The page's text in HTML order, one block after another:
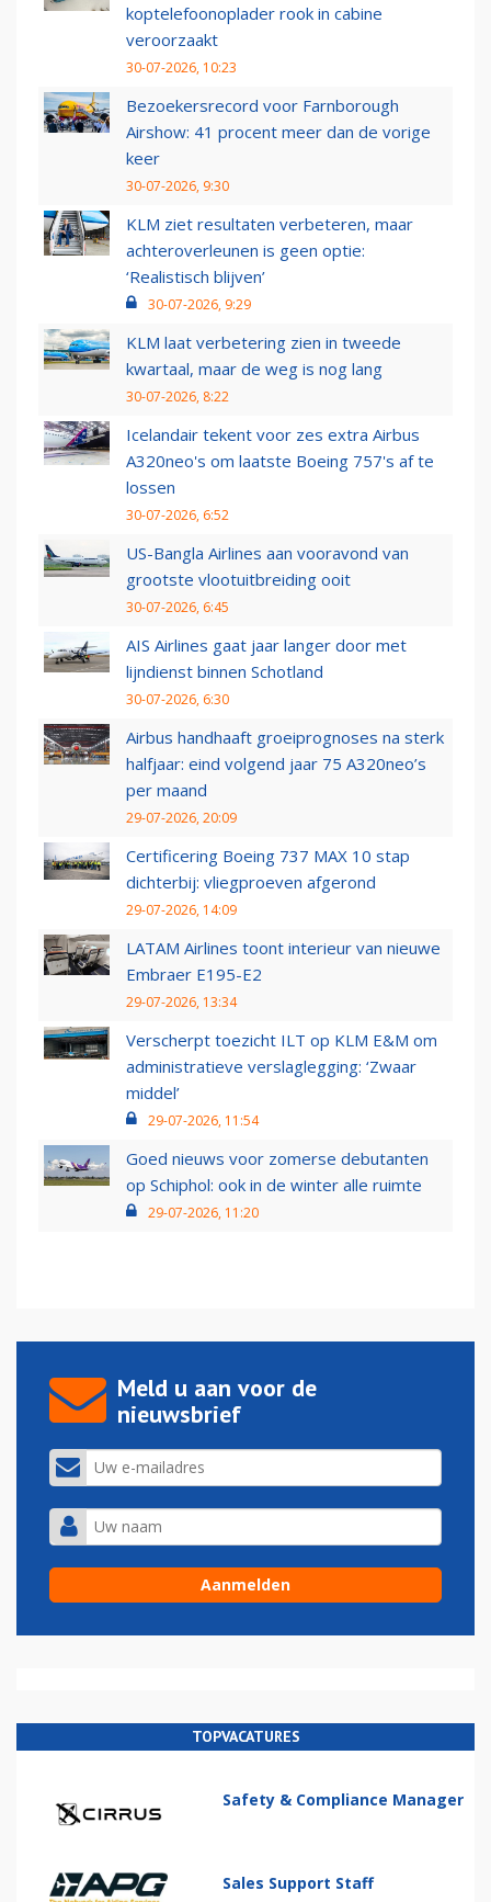
koptelefoonoplader rook in cabine
veroorzaakt
30-07-2026, 10:23
Bezoekersrecord voor Farnborough
Airshow: 41 procent meer dan de vorige
keer
30-07-2026, 9:30
KLM ziet resultaten verbeteren, maar
achteroverleunen is geen optie:
‘Realistisch blijven’
30-07-2026, 9:29
KLM laat verbetering zien in tweede
kwartaal, maar de weg is nog lang
30-07-2026, 8:22
Icelandair tekent voor zes extra Airbus
A320neo's om laatste Boeing 757's af te
lossen
30-07-2026, 6:52
US-Bangla Airlines aan vooravond van
grootste vlootuitbreiding ooit
30-07-2026, 6:45
AIS Airlines gaat jaar langer door met
lijndienst binnen Schotland
30-07-2026, 6:30
Airbus handhaaft groeiprognoses na sterk
halfjaar: eind volgend jaar 75 A320neo’s
per maand
29-07-2026, 20:09
Certificering Boeing 737 MAX 10 stap
dichterbij: vliegproeven afgerond
29-07-2026, 14:09
LATAM Airlines toont interieur van nieuwe
Embraer E195-E2
29-07-2026, 13:34
Verscherpt toezicht ILT op KLM E&M om
administratieve verslaglegging: ‘Zwaar
middel’
29-07-2026, 11:54
Goed nieuws voor zomerse debutanten
op Schiphol: ook in de winter alle ruimte
29-07-2026, 11:20
Meld u aan voor de
nieuwsbrief
TOPVACATURES
Safety & Compliance Manager
Sales Support Staff